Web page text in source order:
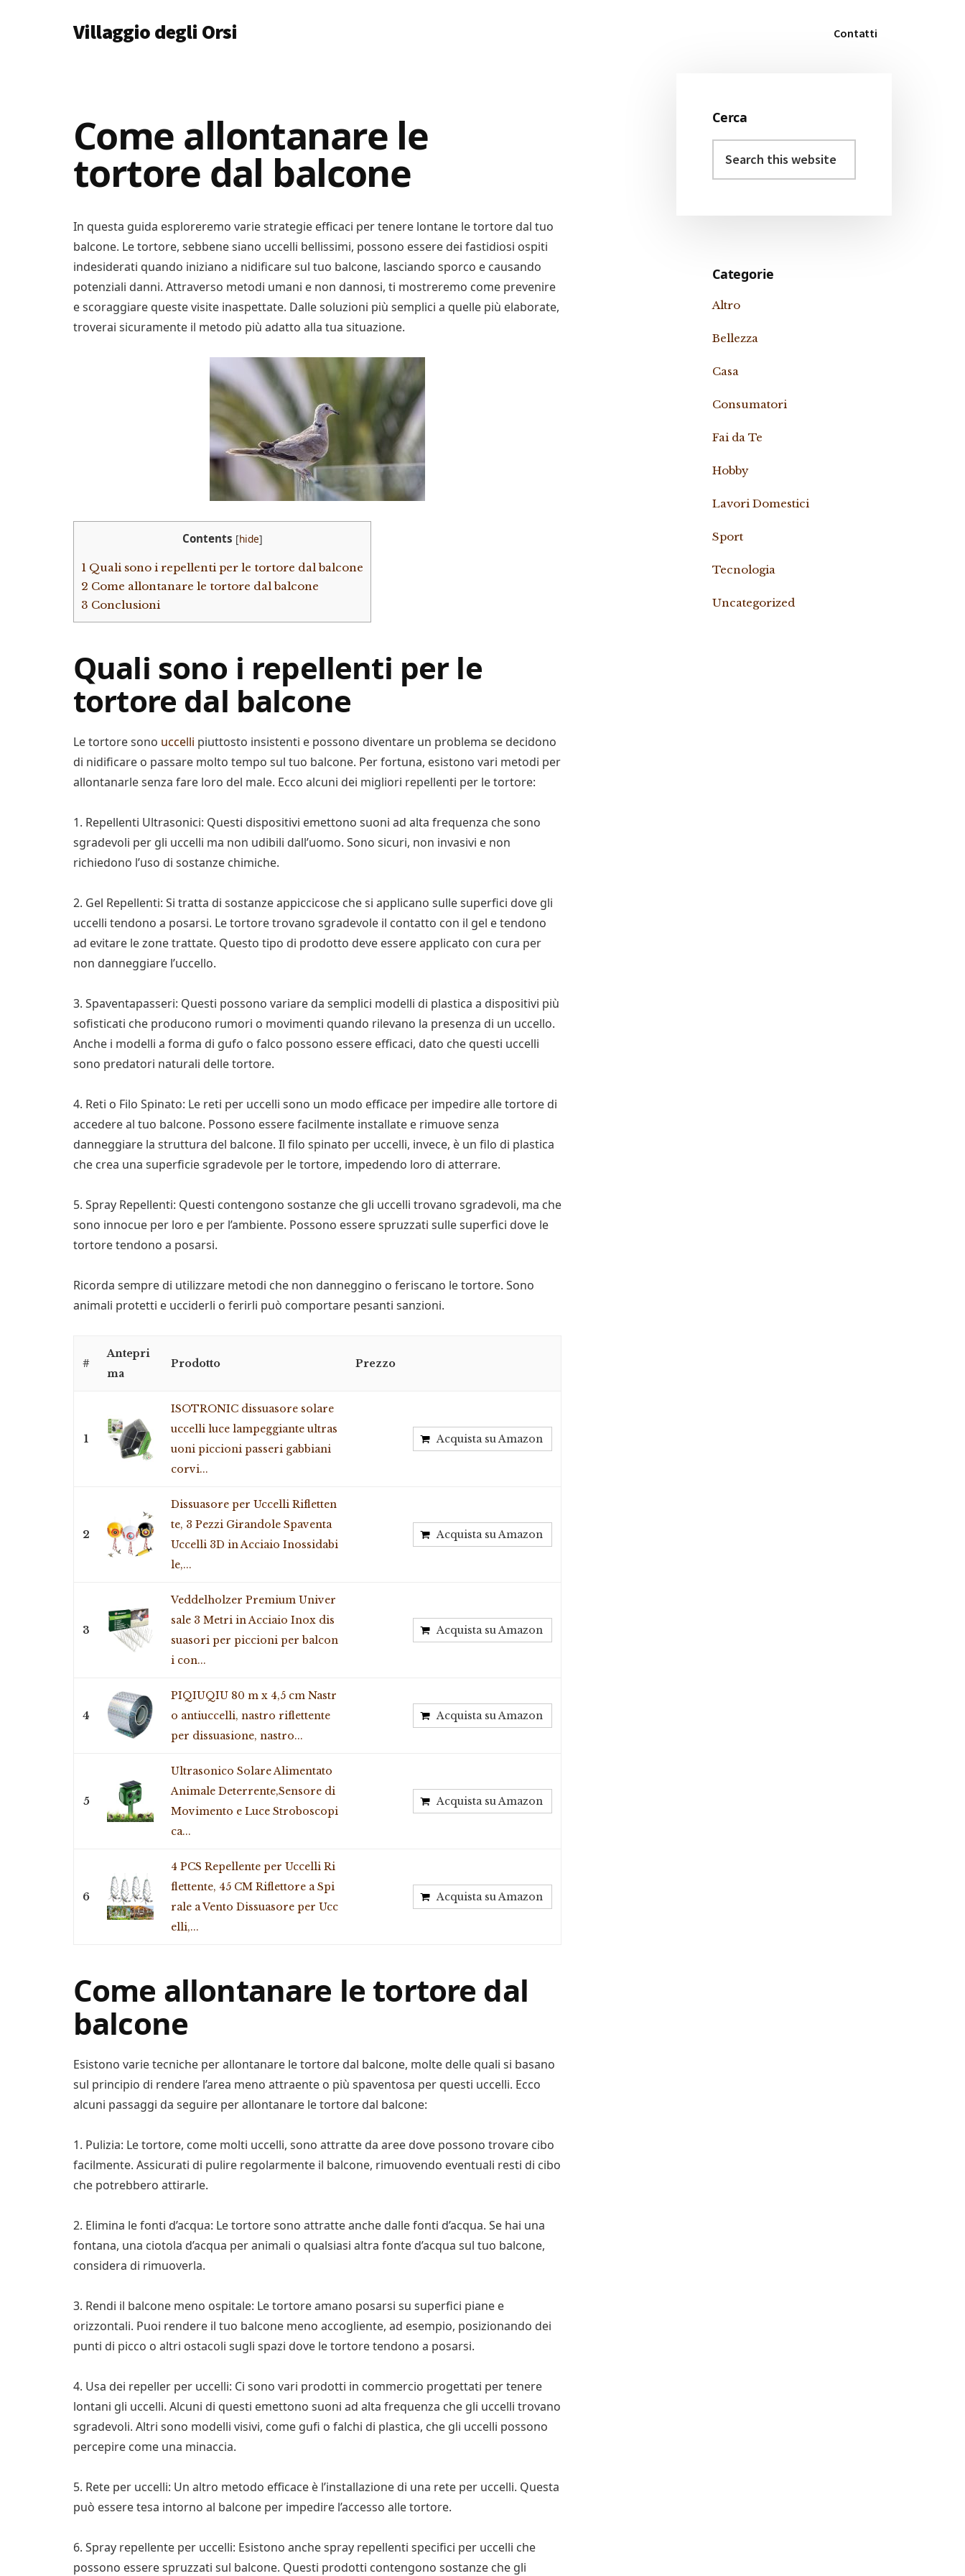
Additional
menuVillaggio degli Orsi
Tutto
Contatti
Come allontanare le
tortore dal balcone
In questa guida esploreremo varie strategie efficaci per tenere lontane le tortore dal tuo
balcone. Le tortore, sebbene siano uccelli bellissimi, possono essere dei fastidiosi ospiti
indesiderati quando iniziano a nidificare sul tuo balcone, lasciando sporco e causando
potenziali danni. Attraverso metodi umani e non dannosi, ti mostreremo come prevenire
e scoraggiare queste visite inaspettate. Dalle soluzioni più semplici a quelle più elaborate,
troverai sicuramente il metodo più adatto alla tua situazione.
Contents [hide]
1 Quali sono i repellenti per le tortore dal balcone
2 Come allontanare le tortore dal balcone
3 Conclusioni
Quali sono i repellenti per le
tortore dal balcone
Le tortore sono uccelli piuttosto insistenti e possono diventare un problema se decidono
di nidificare o passare molto tempo sul tuo balcone. Per fortuna, esistono vari metodi per
allontanarle senza fare loro del male. Ecco alcuni dei migliori repellenti per le tortore:
1. Repellenti Ultrasonici: Questi dispositivi emettono suoni ad alta frequenza che sono
sgradevoli per gli uccelli ma non udibili dall’uomo. Sono sicuri, non invasivi e non
richiedono l’uso di sostanze chimiche.
2. Gel Repellenti: Si tratta di sostanze appiccicose che si applicano sulle superfici dove gli
uccelli tendono a posarsi. Le tortore trovano sgradevole il contatto con il gel e tendono
ad evitare le zone trattate. Questo tipo di prodotto deve essere applicato con cura per
non danneggiare l’uccello.
3. Spaventapasseri: Questi possono variare da semplici modelli di plastica a dispositivi più
sofisticati che producono rumori o movimenti quando rilevano la presenza di un uccello.
Anche i modelli a forma di gufo o falco possono essere efficaci, dato che questi uccelli
sono predatori naturali delle tortore.
4. Reti o Filo Spinato: Le reti per uccelli sono un modo efficace per impedire alle tortore di
accedere al tuo balcone. Possono essere facilmente installate e rimuove senza
danneggiare la struttura del balcone. Il filo spinato per uccelli, invece, è un filo di plastica
che crea una superficie sgradevole per le tortore, impedendo loro di atterrare.
5. Spray Repellenti: Questi contengono sostanze che gli uccelli trovano sgradevoli, ma che
sono innocue per loro e per l’ambiente. Possono essere spruzzati sulle superfici dove le
tortore tendono a posarsi.
Ricorda sempre di utilizzare metodi che non danneggino o feriscano le tortore. Sono
animali protetti e ucciderli o ferirli può comportare pesanti sanzioni.
#
Antepri
ma
Prodotto Prezzo
1
ISOTRONIC dissuasore solare
uccelli luce lampeggiante ultras
uoni piccioni passeri gabbiani
corvi...
Acquista su Amazon
2
Dissuasore per Uccelli Rifletten
te, 3 Pezzi Girandole Spaventa
Uccelli 3D in Acciaio Inossidabi
le,...
Acquista su Amazon
3
Veddelholzer Premium Univer
sale 3 Metri in Acciaio Inox dis
suasori per piccioni per balcon
i con...
Acquista su Amazon
4
PIQIUQIU 80 m x 4,5 cm Nastr
o antiuccelli, nastro riflettente
per dissuasione, nastro...
Acquista su Amazon
5
Ultrasonico Solare Alimentato
Animale Deterrente,Sensore di
Movimento e Luce Stroboscopi
ca...
Acquista su Amazon
6
4 PCS Repellente per Uccelli Ri
flettente, 45 CM Riflettore a Spi
rale a Vento Dissuasore per Ucc
elli,...
Acquista su Amazon
Come allontanare le tortore dal
balcone
Esistono varie tecniche per allontanare le tortore dal balcone, molte delle quali si basano
sul principio di rendere l’area meno attraente o più spaventosa per questi uccelli. Ecco
alcuni passaggi da seguire per allontanare le tortore dal balcone:
1. Pulizia: Le tortore, come molti uccelli, sono attratte da aree dove possono trovare cibo
facilmente. Assicurati di pulire regolarmente il balcone, rimuovendo eventuali resti di cibo
che potrebbero attirarle.
2. Elimina le fonti d’acqua: Le tortore sono attratte anche dalle fonti d’acqua. Se hai una
fontana, una ciotola d’acqua per animali o qualsiasi altra fonte d’acqua sul tuo balcone,
considera di rimuoverla.
3. Rendi il balcone meno ospitale: Le tortore amano posarsi su superfici piane e
orizzontali. Puoi rendere il tuo balcone meno accogliente, ad esempio, posizionando dei
punti di picco o altri ostacoli sugli spazi dove le tortore tendono a posarsi.
4. Usa dei repeller per uccelli: Ci sono vari prodotti in commercio progettati per tenere
lontani gli uccelli. Alcuni di questi emettono suoni ad alta frequenza che gli uccelli trovano
sgradevoli. Altri sono modelli visivi, come gufi o falchi di plastica, che gli uccelli possono
percepire come una minaccia.
5. Rete per uccelli: Un altro metodo efficace è l’installazione di una rete per uccelli. Questa
può essere tesa intorno al balcone per impedire l’accesso alle tortore.
6. Spray repellente per uccelli: Esistono anche spray repellenti specifici per uccelli che
possono essere spruzzati sul balcone. Questi prodotti contengono sostanze che gli
Primary
Sidebar
Cerca
this
Categorie
Altro
Bellezza
Casa
Consumatori
Fai da Te
Hobby
Lavori Domestici
Sport
Tecnologia
Uncategorized